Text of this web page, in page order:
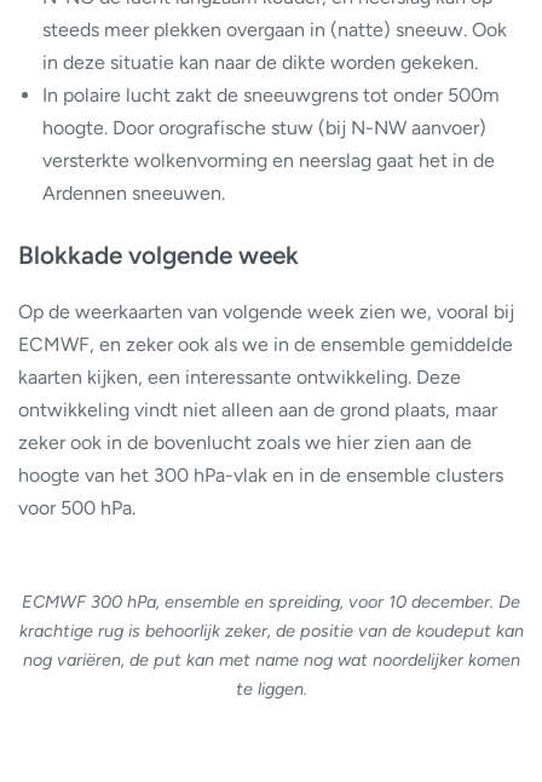
steeds meer plekken overgaan in (natte) sneeuw. Ook
in deze situatie kan naar de dikte worden gekeken.
In polaire lucht zakt de sneeuwgrens tot onder 500m
hoogte. Door orografische stuw (bij N-NW aanvoer)
versterkte wolkenvorming en neerslag gaat het in de
Ardennen sneeuwen.
Blokkade volgende week
Op de weerkaarten van volgende week zien we, vooral bij
ECMWF, en zeker ook als we in de ensemble gemiddelde
kaarten kijken, een interessante ontwikkeling. Deze
ontwikkeling vindt niet alleen aan de grond plaats, maar
zeker ook in de bovenlucht zoals we hier zien aan de
hoogte van het 300 hPa-vlak en in de ensemble clusters
voor 500 hPa.
ECMWF 300 hPa, ensemble en spreiding, voor 10 december. De
krachtige rug is behoorlijk zeker, de positie van de koudeput kan
nog variëren, de put kan met name nog wat noordelijker komen
te liggen.